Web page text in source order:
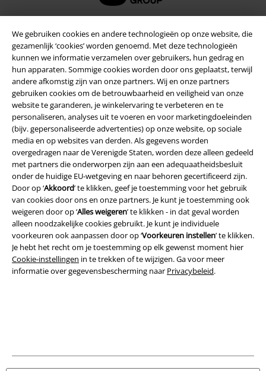
We gebruiken cookies en andere technologieën op onze website, die
gezamenlijk ‘cookies’ worden genoemd. Met deze technologieën
kunnen we informatie verzamelen over gebruikers, hun gedrag en
hun apparaten. Sommige cookies worden door ons geplaatst, terwijl
andere afkomstig zijn van onze partners. Wij en onze partners
gebruiken cookies om de betrouwbaarheid en veiligheid van onze
website te garanderen, je winkelervaring te verbeteren en te
personaliseren, analyses uit te voeren en voor marketingdoeleinden
(bijv. gepersonaliseerde advertenties) op onze website, op sociale
media en op websites van derden. Als gegevens worden
overgedragen naar de Verenigde Staten, worden deze alleen gedeeld
met partners die onderworpen zijn aan een adequaatheidsbesluit
onder de huidige EU-wetgeving en naar behoren gecertificeerd zijn.
Door op ‘Akkoord’ te klikken, geef je toestemming voor het gebruik
van cookies door ons en onze partners. Je kunt je toestemming ook
weigeren door op ‘Alles weigeren’ te klikken - in dat geval worden
alleen noodzakelijke cookies gebruikt. Je kunt je individuele
voorkeuren ook aanpassen door op ‘Voorkeuren instellen’ te klikken.
Je hebt het recht om je toestemming op elk gewenst moment hier
Cookie-instellingen in te trekken of te wijzigen. Ga voor meer
informatie over gegevensbescherming naar Privacybeleid.
Beveiliging
Legal
Algemene Voorwaarden
Bedrijfsgegevens